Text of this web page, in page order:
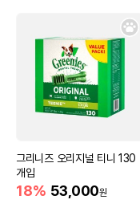
그리니즈 오리지널 티니 130
개입
18% 53,000원